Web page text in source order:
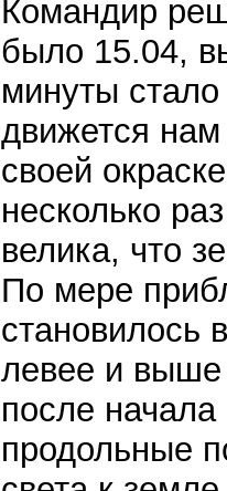
Командир
было 15.04,
минуты стало
движется нам
своей
несколько
велика, что
По мере
становилось
левее и выше
после
продольные